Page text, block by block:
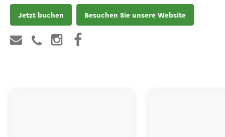
Jetzt buchen Besuchen Sie unsere Website